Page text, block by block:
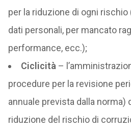
per la riduzione di ogni rischio
dati personali, per mancato
performance, ecc.);
Ciclicità –
procedure per la revisione
annuale prevista dalla norma)
riduzione del rischio di